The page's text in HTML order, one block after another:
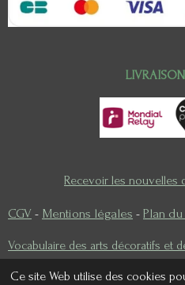
Ce site Web utilise des cookies
Recevoir les nouvelles
CGV - Mentions légales - Plan
Vocabulaire des arts décoratifs et